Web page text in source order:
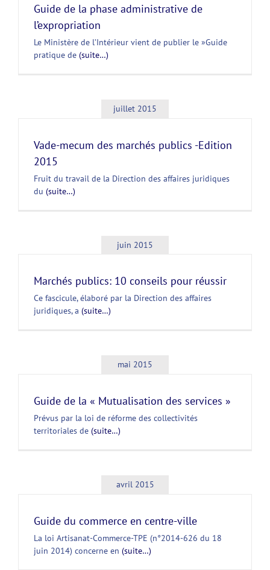
Guide de la phase administrative de
l’expropriation
Le Ministère de l’Intérieur vient de publier le »Guide
pratique de (suite…)
juillet 2015
Vade-mecum des marchés publics -Edition
2015
Fruit du travail de la Direction des affaires juridiques
du (suite…)
juin 2015
Marchés publics: 10 conseils pour réussir
Ce fascicule, élaboré par la Direction des affaires
juridiques, a (suite…)
mai 2015
Guide de la « Mutualisation des services »
Prévus par la loi de réforme des collectivités
territoriales de (suite…)
avril 2015
Guide du commerce en centre-ville
La loi Artisanat-Commerce-TPE (n°2014-626 du 18
juin 2014) concerne en (suite…)